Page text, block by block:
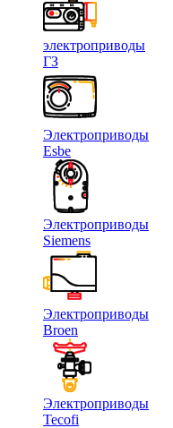
электроприводы
ГЗ
Электроприводы
Esbe
Электроприводы
Siemens
Электроприводы
Broen
Электроприводы
Tecofi